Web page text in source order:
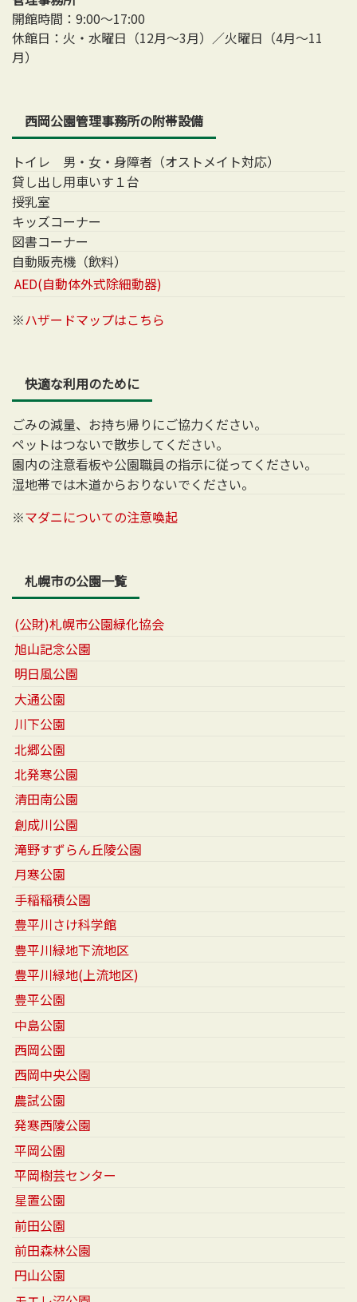
開館時間：9:00～17:00
休館日：火・水曜日（12月～3月）／火曜日（4月～11
月）
西岡公園管理事務所の附帯設備
トイレ 男・女・身障者（オストメイト対応）
貸し出し用車いす１台
授乳室
キッズコーナー
図書コーナー
自動販売機（飲料）
AED(自動体外式除細動器)
※ハザードマップはこちら
快適な利用のために
ごみの減量、お持ち帰りにご協力ください。
ペットはつないで散歩してください。
園内の注意看板や公園職員の指示に従ってください。
湿地帯では木道からおりないでください。
※マダニについての注意喚起
札幌市の公園一覧
(公財)札幌市公園緑化協会
旭山記念公園
明日風公園
大通公園
川下公園
北郷公園
北発寒公園
清田南公園
創成川公園
滝野すずらん丘陵公園
月寒公園
手稲稲積公園
豊平川さけ科学館
豊平川緑地下流地区
豊平川緑地(上流地区)
豊平公園
中島公園
西岡公園
西岡中央公園
農試公園
発寒西陵公園
平岡公園
平岡樹芸センター
星置公園
前田公園
前田森林公園
円山公園